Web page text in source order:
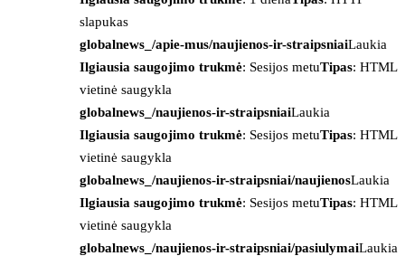
slapukas
globalnews_/apie-mus/naujienos-ir-straipsniaiLaukia
Ilgiausia saugojimo trukmė: Sesijos metuTipas: HTML
vietinė saugykla
globalnews_/naujienos-ir-straipsniaiLaukia
Ilgiausia saugojimo trukmė: Sesijos metuTipas: HTML
vietinė saugykla
globalnews_/naujienos-ir-straipsniai/naujienosLaukia
Ilgiausia saugojimo trukmė: Sesijos metuTipas: HTML
vietinė saugykla
globalnews_/naujienos-ir-straipsniai/pasiulymaiLaukia